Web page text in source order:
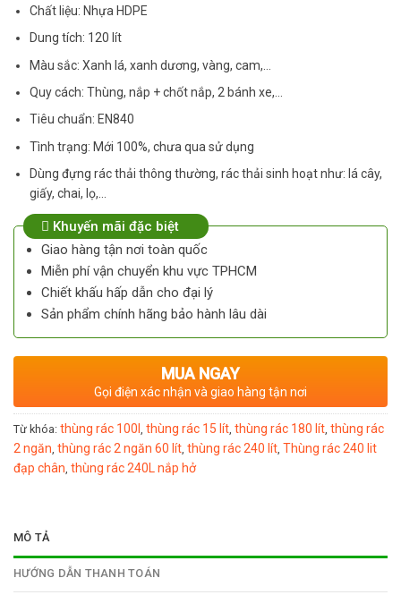
Chất liệu: Nhựa HDPE
Dung tích: 120 lít
Màu sắc: Xanh lá, xanh dương, vàng, cam,…
Quy cách: Thùng, nắp + chốt nắp, 2 bánh xe,…
Tiêu chuẩn: EN840
Tình trạng: Mới 100%, chưa qua sử dụng
Dùng đựng rác thải thông thường, rác thải sinh hoạt như: lá cây,
giấy, chai, lọ,…
Khuyến mãi đặc biệt
Giao hàng tận nơi toàn quốc
Miễn phí vận chuyển khu vực TPHCM
Chiết khấu hấp dẫn cho đại lý
Sản phẩm chính hãng bảo hành lâu dài
MUA NGAY
Gọi điện xác nhận và giao hàng tận nơi
Từ khóa: thùng rác 100l , thùng rác 15 lít, thùng rác 180 lít, thùng rác
2 ngăn, thùng rác 2 ngăn 60 lít, thùng rác 240 lít, Thùng rác 240 lit
đạp chân, thùng rác 240L nắp hở
MÔ TẢ
HƯỚNG DẪN THANH TOÁN